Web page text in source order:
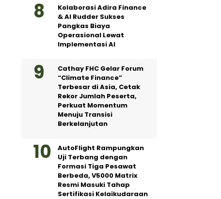
Kolaborasi Adira Finance
& AI Rudder Sukses
Pangkas Biaya
Operasional Lewat
Implementasi AI
Cathay FHC Gelar Forum
“Climate Finance”
Terbesar di Asia, Cetak
Rekor Jumlah Peserta,
Perkuat Momentum
Menuju Transisi
Berkelanjutan
AutoFlight Rampungkan
Uji Terbang dengan
Formasi Tiga Pesawat
Berbeda, V5000 Matrix
Resmi Masuki Tahap
Sertifikasi Kelaikudaraan